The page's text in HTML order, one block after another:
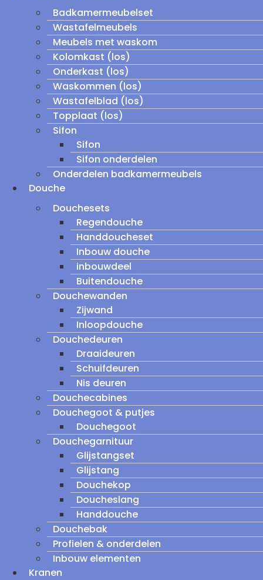
Badkamermeubelset
Wastafelmeubels
Meubels met waskom
Kolomkast (los)
Onderkast (los)
Waskommen (los)
Wastafelblad (los)
Topplaat (los)
Sifon
Sifon
Sifon onderdelen
Onderdelen badkamermeubels
Douche
Douchesets
Regendouche
Handdoucheset
Inbouw douche
inbouwdeel
Buitendouche
Douchewanden
Zijwand
Inloopdouche
Douchedeuren
Draaideuren
Schuifdeuren
Nis deuren
Douchecabines
Douchegoot & putjes
Douchegoot
Douchegarnituur
Glijstangset
Glijstang
Douchekop
Doucheslang
Handdouche
Douchebak
Profielen & onderdelen
Inbouw elementen
Kranen